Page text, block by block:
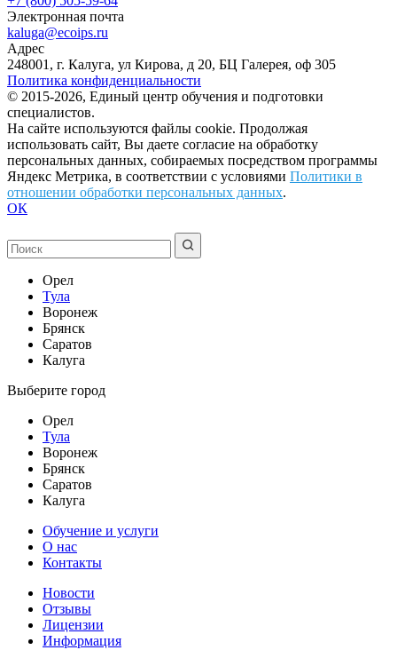
Электронная почта
kaluga@ecoips.ru
Адрес
248001, г. Калуга, ул Кирова, д 20, БЦ Галерея, оф 305
Политика конфиденциальности
© 2015-2026, Единый центр обучения и подготовки
специалистов.
На сайте используются файлы cookie. Продолжая
использовать сайт, Вы даете согласие на обработку
персональных данных, собираемых посредством программы
Яндекс Метрика, в соответствии с условиями Политики в
отношении обработки персональных данных.
ОК
Орел
Тула
Воронеж
Брянск
Саратов
Калуга
Выберите город
Орел
Тула
Воронеж
Брянск
Саратов
Калуга
Обучение и услуги
О нас
Контакты
Новости
Отзывы
Лицензии
Информация